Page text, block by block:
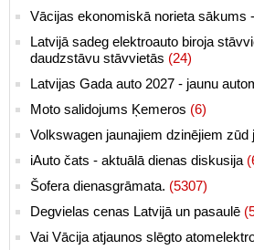
Vācijas ekonomiskā norieta sākums
Latvijā sadeg elektroauto biroja
daudzstāvu stāvvietās (24)
Latvijas Gada auto 2027 - jaunu
Moto salidojums Ķemeros (6)
Volkswagen jaunajiem dzinējiem zūd
iAuto čats - aktuālā dienas diskusija
Šofera dienasgrāmata. (5307)
Degvielas cenas Latvijā un pasaulē
Vai Vācija atjaunos slēgto